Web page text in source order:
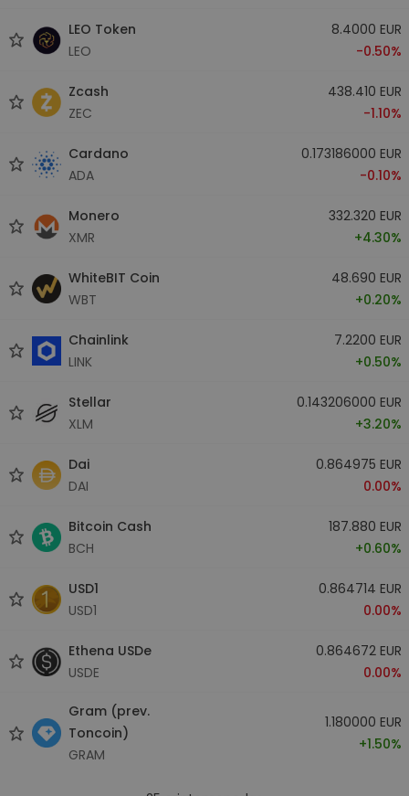
LEO Token
LEO
8.4000 EUR
-0.50%
Zcash
ZEC
438.410 EUR
-1.10%
Cardano
ADA
0.173186000 EUR
-0.10%
Monero
XMR
332.320 EUR
+4.30%
WhiteBIT Coin
WBT
48.690 EUR
+0.20%
Chainlink
LINK
7.2200 EUR
+0.50%
Stellar
XLM
0.143206000 EUR
+3.20%
Dai
DAI
0.864975 EUR
0.00%
Bitcoin Cash
BCH
187.880 EUR
+0.60%
USD1
USD1
0.864714 EUR
0.00%
Ethena USDe
USDE
0.864672 EUR
0.00%
Gram (prev.
Toncoin)
GRAM
1.180000 EUR
+1.50%